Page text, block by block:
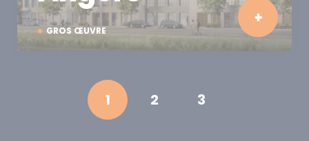
GROS ŒUVRE
1 2 3